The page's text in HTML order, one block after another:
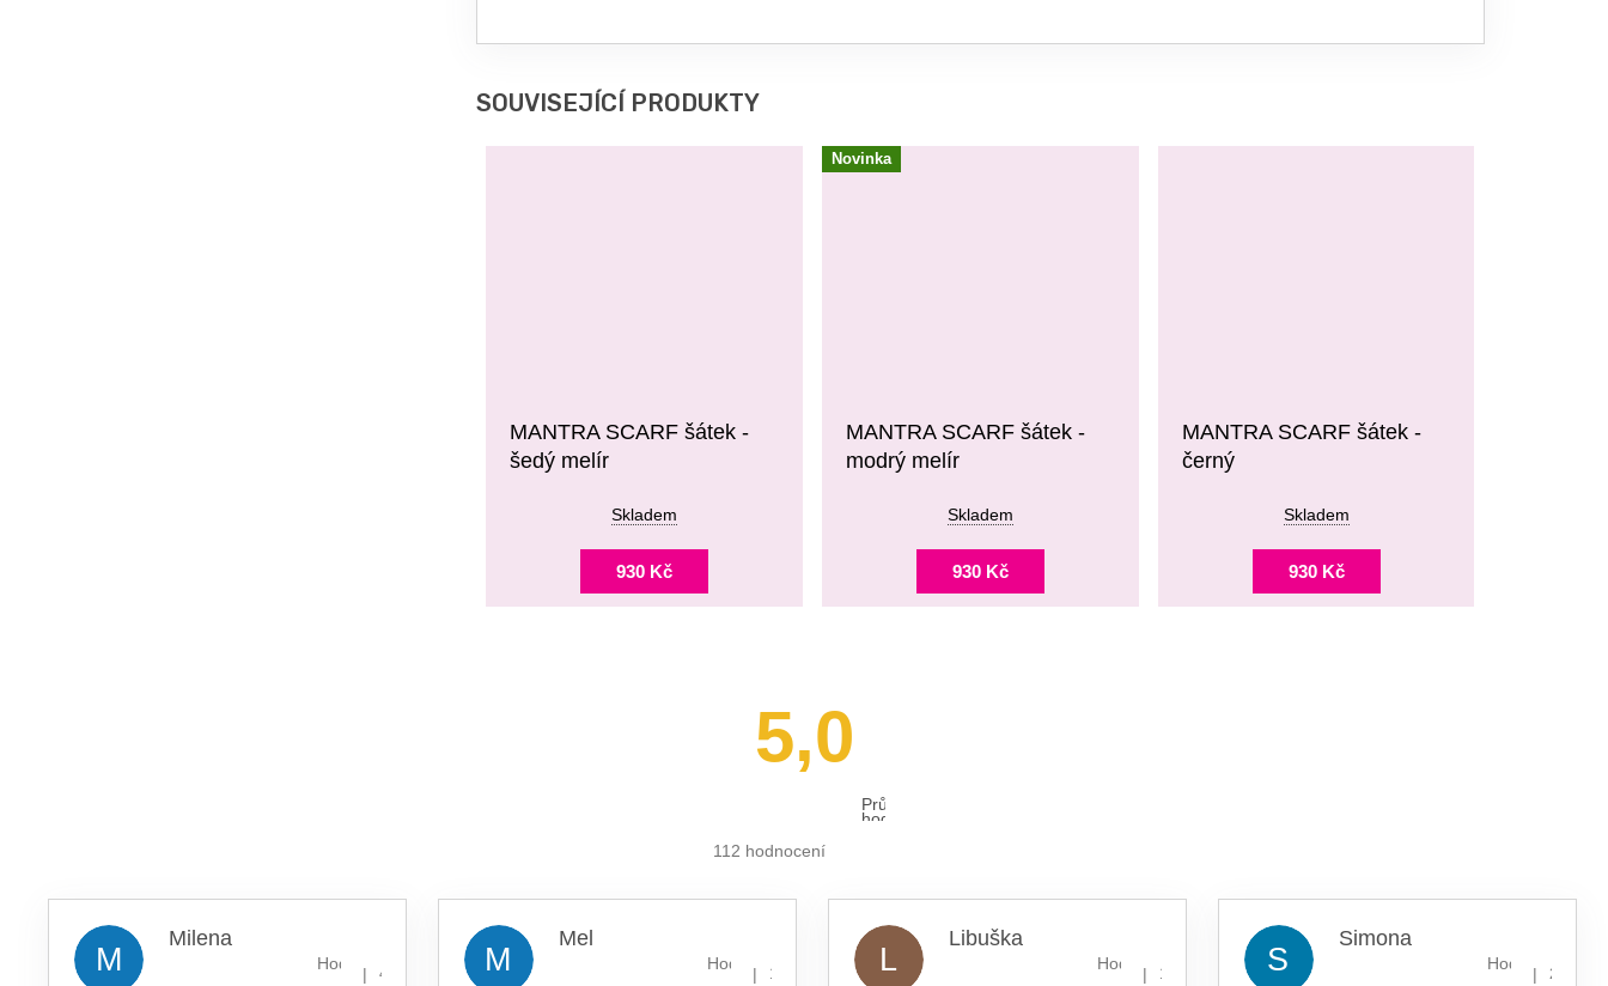
SOUVISEJÍCÍ PRODUKTY
MANTRA SCARF šátek -
šedý melír
Skladem
930 Kč
Novinka
MANTRA SCARF šátek -
modrý melír
Skladem
930 Kč
MANTRA SCARF šátek -
černý
Skladem
930 Kč
5,0
Průměrné
hodnocení
112 hodnocení
M
Milena
Hodnocení obchodu je 5 z 5 hvězdiček.
| 4.8.2026 M
Mel
Hodnocení obchodu je 5 z 5 hvězdiček.
| 16.7.2026 L
Libuška
Hodnocení obchodu je 5 z 5 hvězdiček.
| 13.7.2026 S
Simona
Hodnocení
|